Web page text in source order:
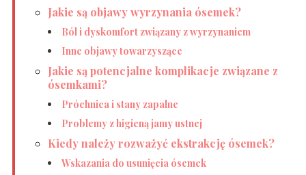
Jakie są objawy wyrzynania ósemek?
Ból i dyskomfort związany z wyrzynaniem
Inne objawy towarzyszące
Jakie są potencjalne komplikacje związane z
ósemkami?
Próchnica i stany zapalne
Problemy z higieną jamy ustnej
Kiedy należy rozważyć ekstrakcję ósemek?
Wskazania do usunięcia ósemek